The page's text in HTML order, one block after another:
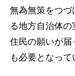
無為無策をつづ
る地方自治体の
住民の願いが届
も必要となって